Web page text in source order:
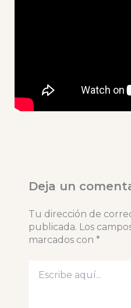
Deja un
Tu dirección de
publicada. Los
marcados con *
aquí...